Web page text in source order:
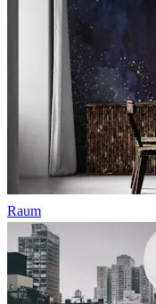
Raum